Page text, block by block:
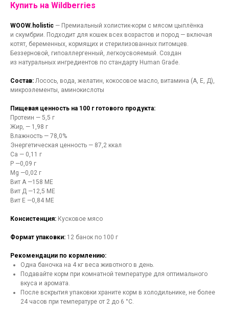
Купить на Wildberries
WOOW.holistic — Премиальный холистик-корм с мясом цыплёнка
и скумбрии. Подходит для кошек всех возрастов и пород — включая
котят, беременных, кормящих и стерилизованных питомцев.
Беззерновой, гипоаллергенный, легкоусвояемый. Создан
из натуральных ингредиентов по стандарту Human Grade.
Состав: Лосось, вода, желатин, кокосовое масло, витамина (А, Е, Д),
микроэлементы, аминокислоты
Пищевая ценность на 100 г готового продукта:
Протеин — 5,5 г
Жир, — 1,98 г
Влажность — 78,0%
Энергетическая ценность — 87,2 ккал
Ca — 0,11 г
Р —0,09 г
Mg —0,02 г
Вит А —158 ME
Вит Д —12,5 ME
Вит Е —0,84 ME
Консистенция: Кусковое мясо
Формат упаковки: 12 банок по 100 г
Рекомендации по кормлению:
Одна баночка на 4 кг веса животного в день.
Подавайте корм при комнатной температуре для оптимального
вкуса и аромата.
После вскрытия упаковки храните корм в холодильнике, не более
24 часов при температуре от 2 до 6 °C.